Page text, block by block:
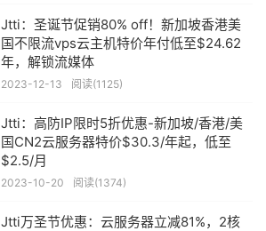
Jtti：圣诞节促销80% off！新加坡香港美
国不限流vps云主机特价年付低至$24.62
年，解锁流媒体
2023-12-13 阅读(1125)
Jtti：高防IP限时5折优惠-新加坡/香港/美
国CN2云服务器特价$30.3/年起，低至
$2.5/月
2023-10-20 阅读(1374)
Jtti万圣节优惠：云服务器立减81%，2核